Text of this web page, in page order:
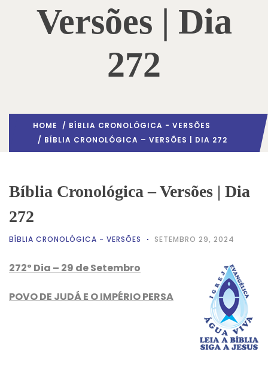
Versões | Dia
272
HOME / BÍBLIA CRONOLÓGICA - VERSÕES
/ BÍBLIA CRONOLÓGICA – VERSÕES | DIA 272
Bíblia Cronológica – Versões | Dia
272
BÍBLIA CRONOLÓGICA - VERSÕES SETEMBRO 29, 2024
272º Dia – 29 de Setembro
POVO DE JUDÁ E O IMPÉRIO PERSA